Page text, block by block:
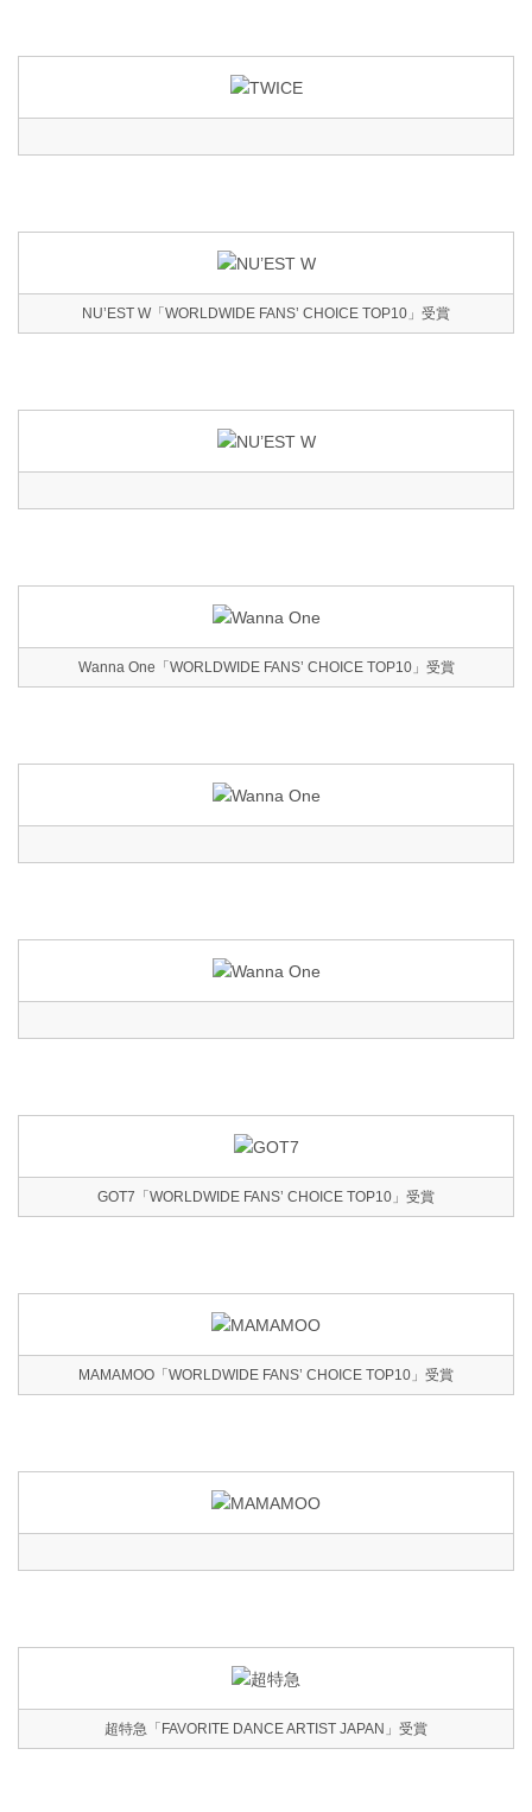
NU’EST W「WORLDWIDE FANS’ CHOICE TOP10」受賞
Wanna One「WORLDWIDE FANS’ CHOICE TOP10」受賞
GOT7「WORLDWIDE FANS’ CHOICE TOP10」受賞
MAMAMOO「WORLDWIDE FANS’ CHOICE TOP10」受賞
超特急「FAVORITE DANCE ARTIST JAPAN」受賞